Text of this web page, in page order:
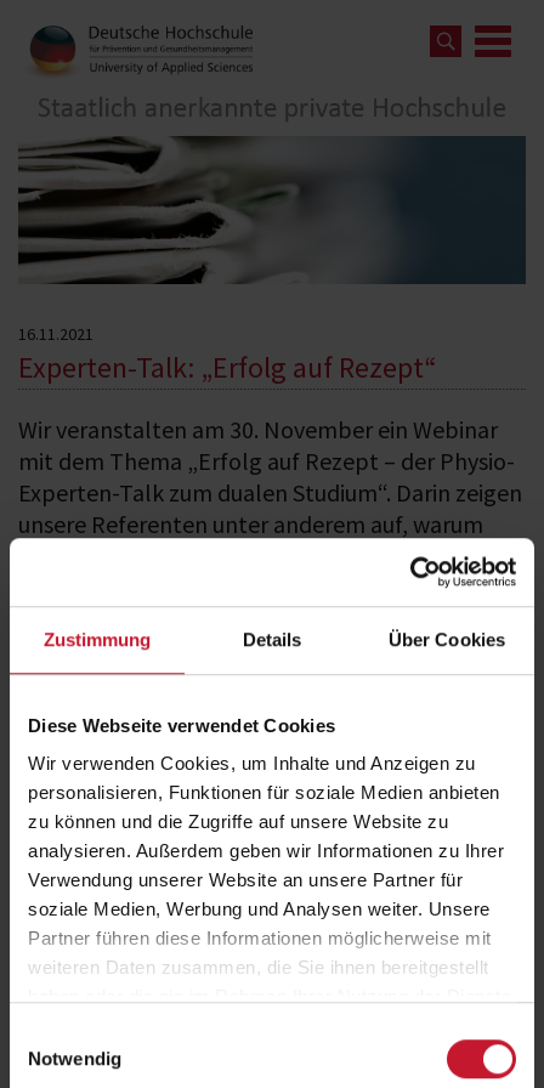
Zustimmung Details Über Cookies
Diese Webseite verwendet Cookies
Wir verwenden Cookies, um Inhalte und Anzeigen zu
personalisieren, Funktionen für soziale Medien anbieten
zu können und die Zugriffe auf unsere Website zu
analysieren. Außerdem geben wir Informationen zu Ihrer
Verwendung unserer Website an unsere Partner für
soziale Medien, Werbung und Analysen weiter. Unsere
Partner führen diese Informationen möglicherweise mit
weiteren Daten zusammen, die Sie ihnen bereitgestellt
Notwendig
16.11.2021
Experten-Talk: „Erfolg auf Rezept“
Wir veranstalten am 30. November ein Webinar
mit dem Thema „Erfolg auf Rezept – der Physio-
Experten-Talk zum dualen Studium“. Darin zeigen
unsere Referenten unter anderem auf, warum
sich der Einsatz von dual Studierenden in
Eine der Referenten ist DHfPG-Absolventin Tabea Hardebusch. Sie ist
mittlerweile Personal- und Praxismanagerin bei myPhysio und spricht
im Webinar über die Erfahrungen, die sie während ihres dualen
Studiums sammeln konnte.
Zum kostenfreien Webinar am 30.11. anmelden:
„Erfolg auf Rezept – der Physio-Experten-Talk zum dualen
Studium“
Zurück zur Übersicht